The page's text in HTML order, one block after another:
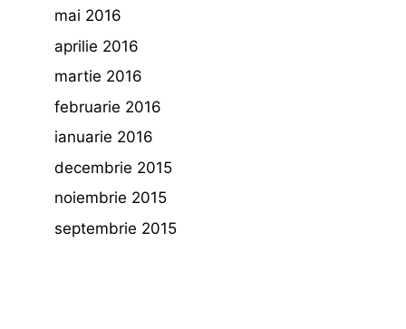
mai 2016
aprilie 2016
martie 2016
februarie 2016
ianuarie 2016
decembrie 2015
noiembrie 2015
septembrie 2015